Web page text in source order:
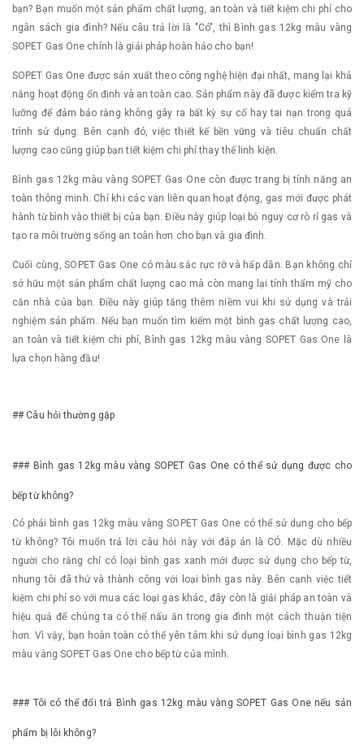
bạn? Bạn muốn một sản phẩm chất lượng, an toàn và tiết kiệm chi phí cho
ngân sách gia đình? Nếu câu trả lời là "Có", thì Bình gas 12kg màu vàng
SOPET Gas One chính là giải pháp hoàn hảo cho bạn!
SOPET Gas One được sản xuất theo công nghệ hiện đại nhất, mang lại khả
năng hoạt động ổn định và an toàn cao. Sản phẩm này đã được kiểm tra kỹ
lưỡng để đảm bảo rằng không gây ra bất kỳ sự cố hay tai nạn trong quá
trình sử dụng. Bên cạnh đó, việc thiết kế bền vững và tiêu chuẩn chất
lượng cao cũng giúp bạn tiết kiệm chi phí thay thế linh kiện.
Bình gas 12kg màu vàng SOPET Gas One còn được trang bị tính năng an
toàn thông minh. Chỉ khi các van liên quan hoạt động, gas mới được phát
hành từ bình vào thiết bị của bạn. Điều này giúp loại bỏ nguy cơ rò rỉ gas và
tạo ra môi trường sống an toàn hơn cho bạn và gia đình.
Cuối cùng, SOPET Gas One có màu sắc rực rỡ và hấp dẫn. Bạn không chỉ
sở hữu một sản phẩm chất lượng cao mà còn mang lại tính thẩm mỹ cho
căn nhà của bạn. Điều này giúp tăng thêm niềm vui khi sử dụng và trải
nghiệm sản phẩm. Nếu bạn muốn tìm kiếm một bình gas chất lượng cao,
an toàn và tiết kiệm chi phí, Bình gas 12kg màu vàng SOPET Gas One là
lựa chọn hàng đầu!
## Câu hỏi thường gặp
### Bình gas 12kg màu vàng SOPET Gas One có thể sử dụng được cho
bếp từ không?
Có phải bình gas 12kg màu vàng SOPET Gas One có thể sử dụng cho bếp
từ không? Tôi muốn trả lời câu hỏi này với đáp án là CÓ. Mặc dù nhiều
người cho rằng chỉ có loại bình gas xanh mới được sử dụng cho bếp từ,
nhưng tôi đã thử và thành công với loại bình gas này. Bên cạnh việc tiết
kiệm chi phí so với mua các loại gas khác, đây còn là giải pháp an toàn và
hiệu quả để chúng ta có thể nấu ăn trong gia đình một cách thuận tiện
hơn. Vì vậy, bạn hoàn toàn có thể yên tâm khi sử dụng loại bình gas 12kg
màu vàng SOPET Gas One cho bếp từ của mình.
### Tôi có thể đổi trả Bình gas 12kg màu vàng SOPET Gas One nếu sản
phẩm bị lỗi không?